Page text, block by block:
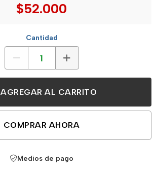
$52.000
Cantidad
AGREGAR AL CARRITO
COMPRAR AHORA
Medios de pago